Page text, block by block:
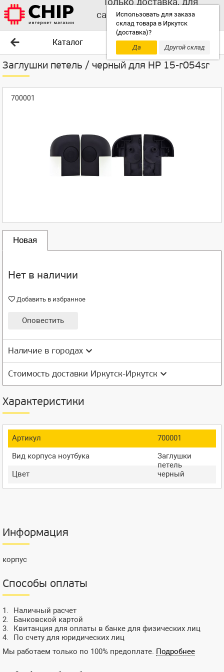
Использовать для заказа
склад товара в Иркутск
(доставка)?
Да
Другой склад
самовывоза выбирайте
другой склад!
Каталог
Заглушки петель / черный для HP 15-r054sr
700001
Новая
Нет в наличии
Добавить в избранное
Оповестить
Наличие в городах
Стоимость доставки Иркутск-Иркутск
Характеристики
Артикул
700001
Вид корпуса ноутбука
Заглушки
петель
Цвет
черный
Информация
корпус
Способы оплаты
Наличный расчет
Банковской картой
Квитанция для оплаты в банке для физических лиц
По счету для юридических лиц
Мы работаем только по 100% предоплате. Подробнее